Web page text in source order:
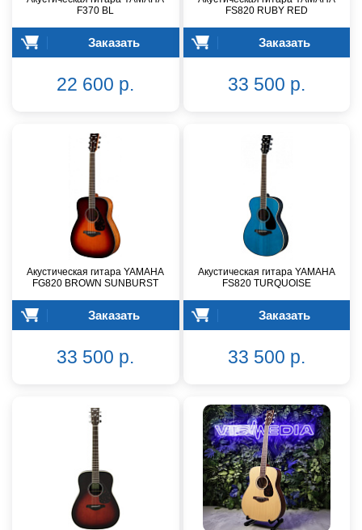
F370 BL
Заказать
22 600 р.
FS820 RUBY RED
Заказать
33 500 р.
Акустическая гитара YAMAHA
FG820 BROWN SUNBURST
Заказать
33 500 р.
Акустическая гитара YAMAHA
FS820 TURQUOISE
Заказать
33 500 р.